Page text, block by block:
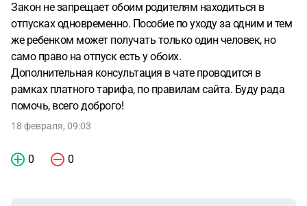
Закон не запрещает обоим родителям находиться в
отпусках одновременно. Пособие по уходу за одним и тем
же ребенком может получать только один человек, но
само право на отпуск есть у обоих.
Дополнительная консультация в чате проводится в
рамках платного тарифа, по правилам сайта. Буду рада
помочь, всего доброго!
18 февраля, 09:03
0 0